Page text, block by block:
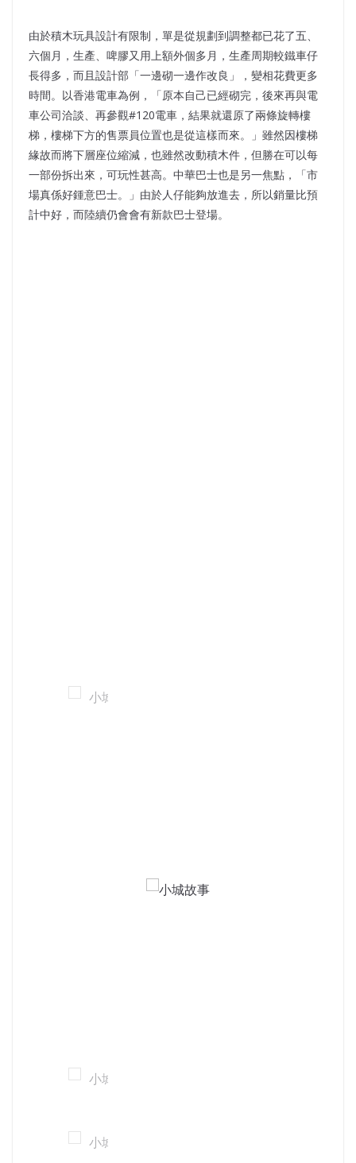
由於積木玩具設計有限制，單是從規劃到調整都已花了五、
六個月，生產、啤膠又用上額外個多月，生產周期較鐵車仔
長得多，而且設計部「一邊砌一邊作改良」，變相花費更多
時間。以香港電車為例，「原本自己已經砌完，後來再與電
車公司洽談、再參觀#120電車，結果就還原了兩條旋轉樓
梯，樓梯下方的售票員位置也是從這樣而來。」雖然因樓梯
緣故而將下層座位縮減，也雖然改動積木件，但勝在可以每
一部份拆出來，可玩性甚高。中華巴士也是另一焦點，「市
場真係好鍾意巴士。」由於人仔能夠放進去，所以銷量比預
計中好，而陸續仍會會有新款巴士登場。